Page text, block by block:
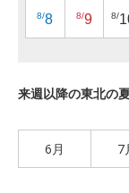
8/8 8/9 8/
来週以降の東北の
6月 7